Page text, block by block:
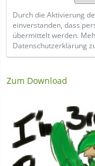
Durch die Aktivierung
einverstanden, dass
übermittelt werden.
Datenschutzerklärung
Zum Download